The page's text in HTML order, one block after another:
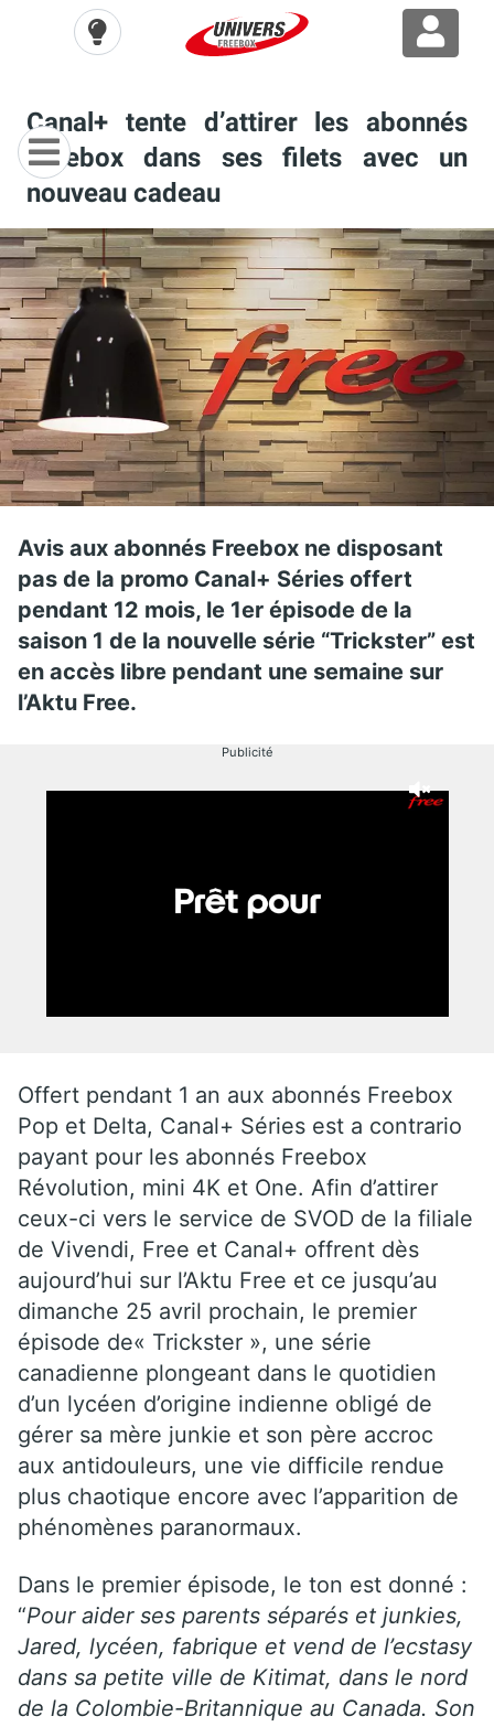
Canal+ tente d’attirer les abonnés
Freebox dans ses filets avec un
nouveau cadeau
Avis aux abonnés Freebox ne disposant
pas de la promo Canal+ Séries offert
pendant 12 mois, le 1er épisode de la
saison 1 de la nouvelle série “Trickster” est
en accès libre pendant une semaine sur
l’Aktu Free.
Publicité
Offert pendant 1 an aux abonnés Freebox
Pop et Delta, Canal+ Séries est a contrario
payant pour les abonnés Freebox
Révolution, mini 4K et One. Afin d’attirer
ceux-ci vers le service de SVOD de la filiale
de Vivendi, Free et Canal+ offrent dès
aujourd’hui sur l’Aktu Free et ce jusqu’au
dimanche 25 avril prochain, le premier
épisode de« Trickster », une série
canadienne plongeant dans le quotidien
d’un lycéen d’origine indienne obligé de
gérer sa mère junkie et son père accroc
aux antidouleurs, une vie difficile rendue
plus chaotique encore avec l’apparition de
phénomènes paranormaux.
Dans le premier épisode, le ton est donné :
“Pour aider ses parents séparés et junkies,
Jared, lycéen, fabrique et vend de l’ecstasy
dans sa petite ville de Kitimat, dans le nord
de la Colombie-Britannique au Canada. Son